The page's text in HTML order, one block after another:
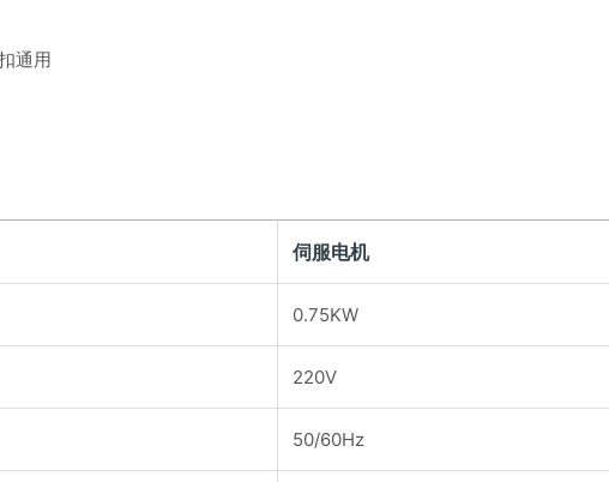
通用
伺服电机
0.75KW
220V
50/60Hz